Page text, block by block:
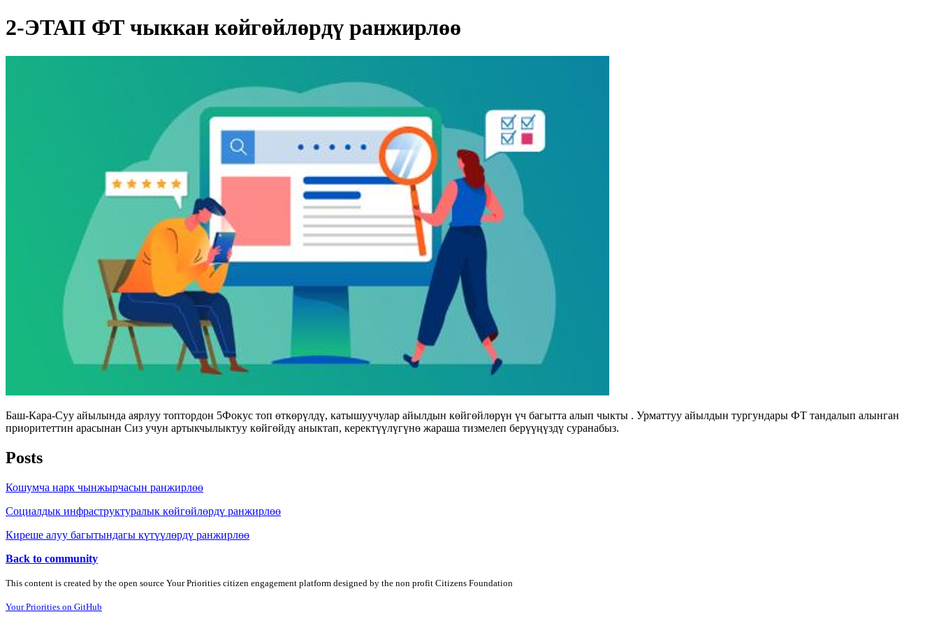
2-ЭТАП ФТ чыккан көйгөйлөрдү ранжирлөө
Баш-Кара-Суу айылында аярлуу топтордон 5Фокус топ өткөрүлдү, катышуучулар айылдын көйгөйлөрүн үч багытта алып чыкты . Урматтуу айылдын тургундары ФТ тандалып алынган
приоритеттин арасынан Сиз учун артыкчылыктуу көйгөйдү аныктап, керектүүлүгүнө жараша тизмелеп берүүңүздү суранабыз.
Posts
Кошумча нарк чынжырчасын ранжирлөө
Социалдык инфраструктуралык көйгөйлөрдү ранжирлөө
Киреше алуу багытындагы күтүүлөрдү ранжирлөө
Back to community
This content is created by the open source Your Priorities citizen engagement platform designed by the non profit Citizens Foundation
Your Priorities on GitHub